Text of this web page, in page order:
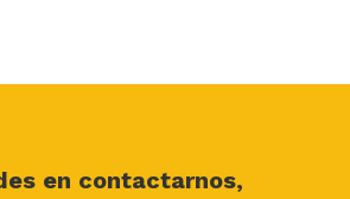
en contactarnos,